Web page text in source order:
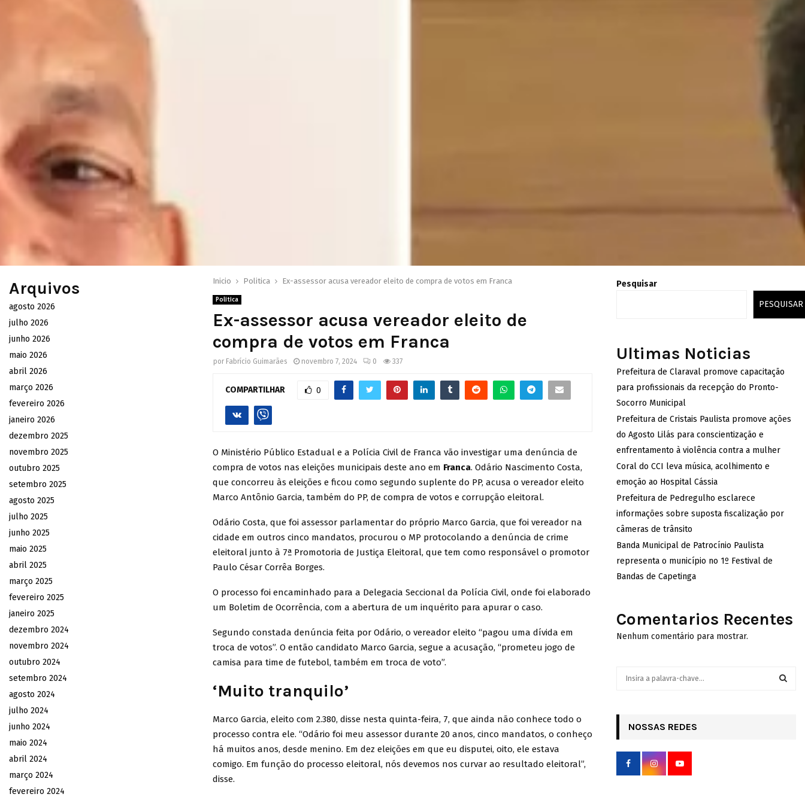
Inicio Politica Ex-assessor acusa vereador eleito de compra de votos em Franca
Politica
Ex-assessor acusa vereador eleito de
compra de votos em Franca
por Fabrício Guimarães novembro 7, 2024 0 337
COMPARTILHAR 0
O Ministério Público Estadual e a Polícia Civil de Franca vão investigar uma denúncia de
compra de votos nas eleições municipais deste ano em Franca. Odário Nascimento Costa,
que concorreu às eleições e ficou como segundo suplente do PP, acusa o vereador eleito
Marco Antônio Garcia, também do PP, de compra de votos e corrupção eleitoral.
Odário Costa, que foi assessor parlamentar do próprio Marco Garcia, que foi vereador na
cidade em outros cinco mandatos, procurou o MP protocolando a denúncia de crime
eleitoral junto à 7ª Promotoria de Justiça Eleitoral, que tem como responsável o promotor
Paulo César Corrêa Borges.
O processo foi encaminhado para a Delegacia Seccional da Polícia Civil, onde foi elaborado
um Boletim de Ocorrência, com a abertura de um inquérito para apurar o caso.
Segundo constada denúncia feita por Odário, o vereador eleito “pagou uma dívida em
troca de votos”. O então candidato Marco Garcia, segue a acusação, “prometeu jogo de
camisa para time de futebol, também em troca de voto”.
‘Muito tranquilo’
Marco Garcia, eleito com 2.380, disse nesta quinta-feira, 7, que ainda não conhece todo o
processo contra ele. “Odário foi meu assessor durante 20 anos, cinco mandatos, o conheço
há muitos anos, desde menino. Em dez eleições em que eu disputei, oito, ele estava
comigo. Em função do processo eleitoral, nós devemos nos curvar ao resultado eleitoral”,
disse.
Arquivos
agosto 2026
julho 2026
junho 2026
maio 2026
abril 2026
março 2026
fevereiro 2026
janeiro 2026
dezembro 2025
novembro 2025
outubro 2025
setembro 2025
agosto 2025
julho 2025
junho 2025
maio 2025
abril 2025
março 2025
fevereiro 2025
janeiro 2025
dezembro 2024
novembro 2024
outubro 2024
setembro 2024
agosto 2024
julho 2024
junho 2024
maio 2024
abril 2024
março 2024
fevereiro 2024
Pesquisar
PESQUISAR
Ultimas Noticias
Prefeitura de Claraval promove capacitação
para profissionais da recepção do Pronto-
Socorro Municipal
Prefeitura de Cristais Paulista promove ações
do Agosto Lilás para conscientização e
enfrentamento à violência contra a mulher
Coral do CCI leva música, acolhimento e
emoção ao Hospital Cássia
Prefeitura de Pedregulho esclarece
informações sobre suposta fiscalização por
câmeras de trânsito
Banda Municipal de Patrocínio Paulista
representa o município no 1º Festival de
Bandas de Capetinga
Comentarios Recentes
Nenhum comentário para mostrar.
r
NOSSAS REDES